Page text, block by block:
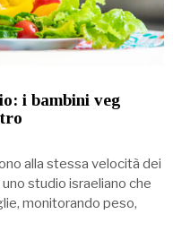
i bambini veg
alla stessa velocità dei
studio israeliano che
monitorando peso,